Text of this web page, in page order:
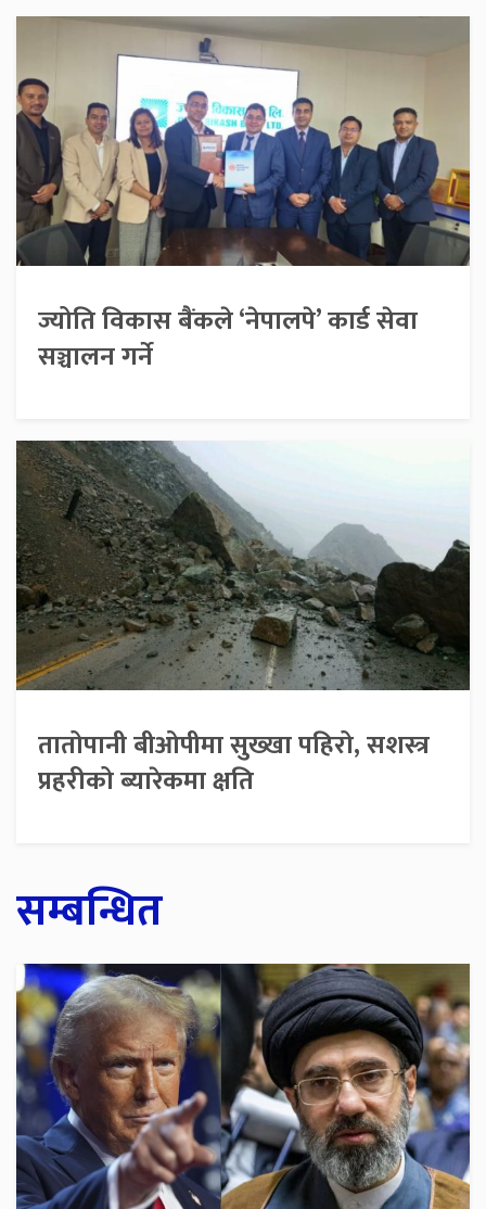
ज्योति विकास बैंकले ‘नेपालपे’ कार्ड सेवा
सञ्चालन गर्ने
तातोपानी बीओपीमा सुख्खा पहिरो, सशस्त्र
प्रहरीको ब्यारेकमा क्षति
सम्बन्धित